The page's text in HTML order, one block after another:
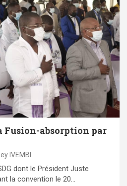
Fusion-absorption par
IVEMBI
dont le Président Juste
la convention le 20…